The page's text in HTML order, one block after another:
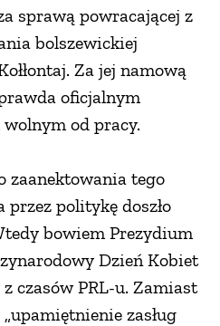
sprawą powracającej z
bolszewickiej
Za jej namową
oficjalnym
od pracy.
zaanektowania tego
politykę doszło
bowiem Prezydium
Dzień Kobiet
czasów PRL-u. Zamiast
zasług